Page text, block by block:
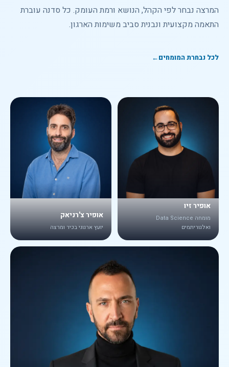
המרצה נבחר לפי הקהל, הנושא ורמת העומק. כל סדנה עוברת
התאמה מקצועית ונבנית סביב משימות הארגון.
לכל נבחרת המומחים←
אופיר זיו
מומחה Data Science
ואלגוריתמים
אופיר צ'רניאק
יועץ ארגוני בכיר ומרצה